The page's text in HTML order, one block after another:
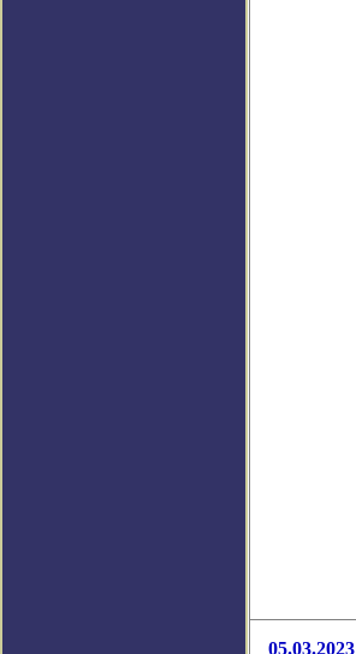
05.03.2023